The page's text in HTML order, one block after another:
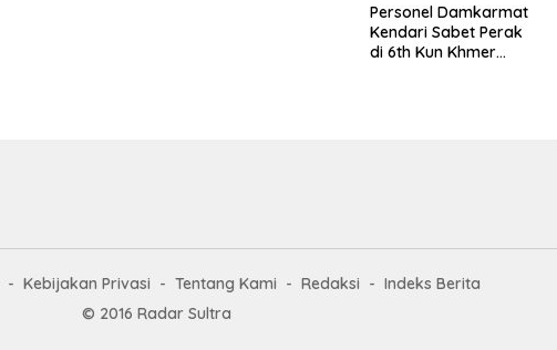
Personel Damkarmat
Kendari Sabet Perak
di 6th Kun Khmer
Kebijakan Privasi Tentang Kami Redaksi
Indeks Berita
© 2016 Radar Sultra